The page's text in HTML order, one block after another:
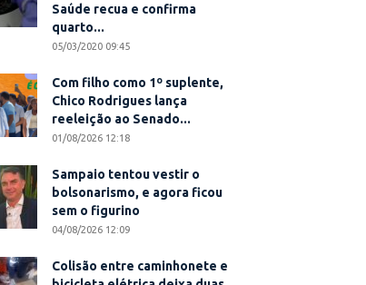
Saúde recua e confirma
quarto...
05/03/2020 09:45
Com filho como 1º suplente,
Chico Rodrigues lança
reeleição ao Senado...
01/08/2026 12:18
Sampaio tentou vestir o
bolsonarismo, e agora ficou
sem o figurino
04/08/2026 12:09
Colisão entre caminhonete e